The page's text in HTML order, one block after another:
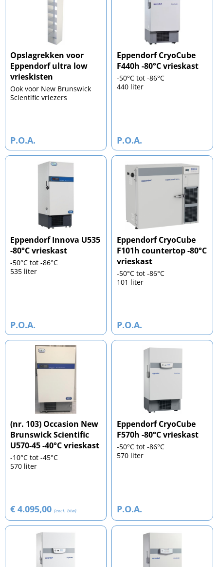
Opslagrekken voor
Eppendorf ultra low
vrieskisten
Ook voor New Brunswick
Scientific vriezers
P.O.A.
Eppendorf CryoCube
F440h -80°C vrieskast
-50°C tot -86°C
440 liter
P.O.A.
Eppendorf Innova U535
-80°C vrieskast
-50°C tot -86°C
535 liter
P.O.A.
Eppendorf CryoCube
F101h countertop -80°C
vrieskast
-50°C tot -86°C
101 liter
P.O.A.
(nr. 103) Occasion New
Brunswick Scientific
U570-45 -40°C vrieskast
-10°C tot -45°C
570 liter
€ 4.095,00 (excl. btw)
Eppendorf CryoCube
F570h -80°C vrieskast
-50°C tot -86°C
570 liter
P.O.A.